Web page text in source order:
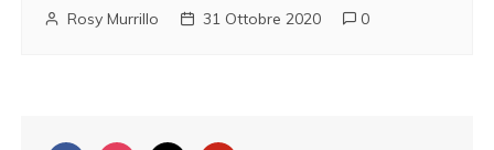
Rosy Murrillo 31 Ottobre 2020 0